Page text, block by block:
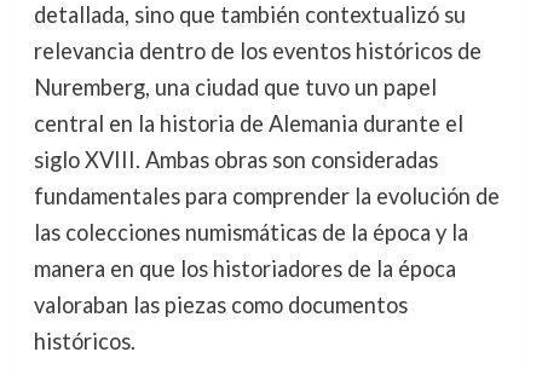
detallada, sino que también contextualizó su
relevancia dentro de los eventos históricos de
Nuremberg, una ciudad que tuvo un papel
central en la historia de Alemania durante el
siglo XVIII. Ambas obras son consideradas
fundamentales para comprender la evolución de
las colecciones numismáticas de la época y la
manera en que los historiadores de la época
valoraban las piezas como documentos
históricos.